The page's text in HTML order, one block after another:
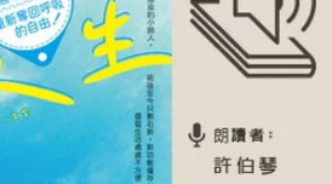
電 運動休閒 親子玩具
化妝保養 情趣用品